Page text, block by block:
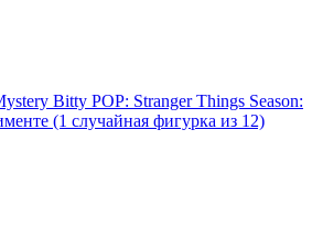
Bitty POP: Stranger Things Season:
(1 случайная фигурка из 12)